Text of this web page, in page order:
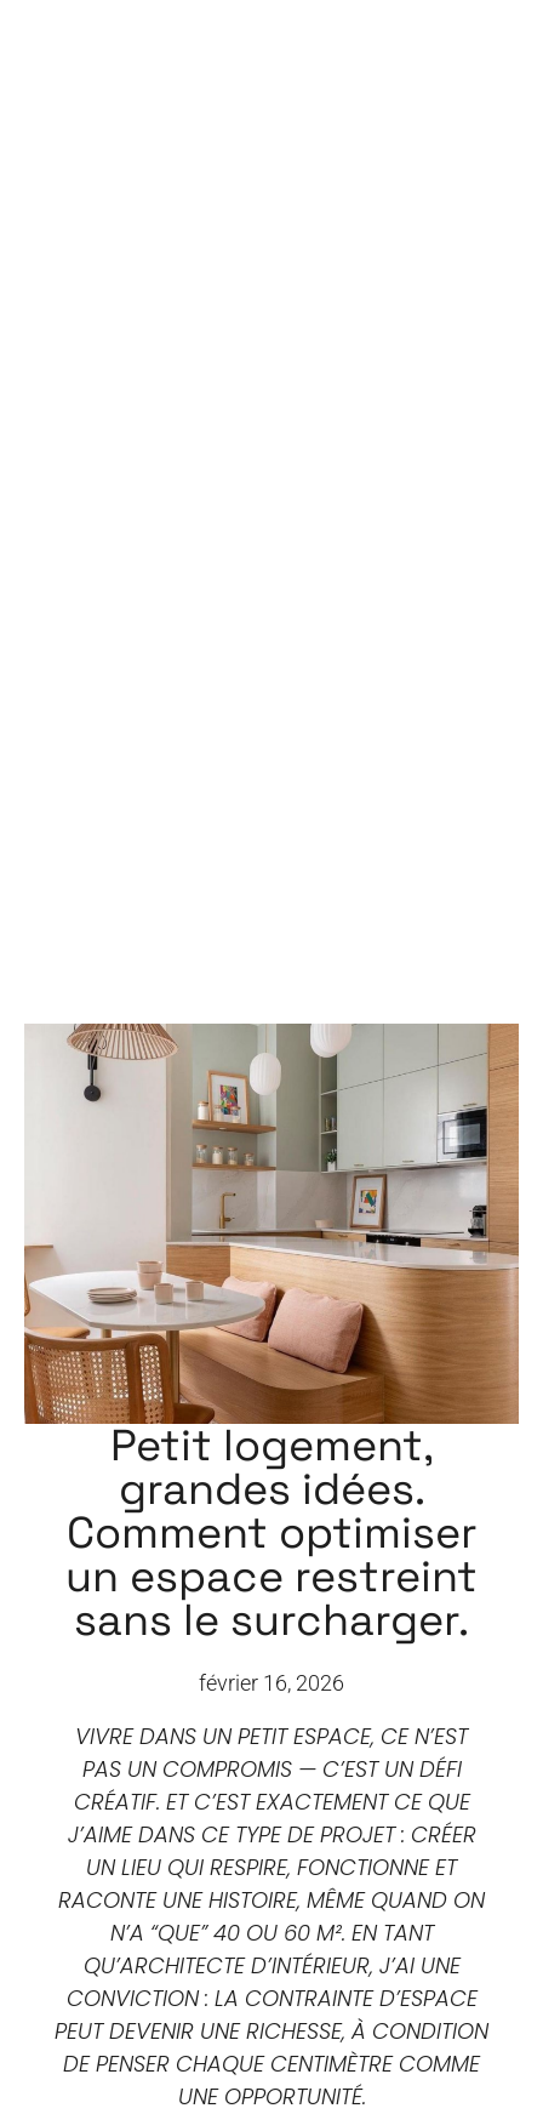
Petit logement,
grandes idées.
Comment optimiser
un espace restreint
sans le surcharger.
février 16, 2026
VIVRE DANS UN PETIT ESPACE, CE N’EST
PAS UN COMPROMIS — C’EST UN DÉFI
CRÉATIF. ET C’EST EXACTEMENT CE QUE
J’AIME DANS CE TYPE DE PROJET : CRÉER
UN LIEU QUI RESPIRE, FONCTIONNE ET
RACONTE UNE HISTOIRE, MÊME QUAND ON
N’A “QUE” 40 OU 60 M². EN TANT
QU’ARCHITECTE D’INTÉRIEUR, J’AI UNE
CONVICTION : LA CONTRAINTE D’ESPACE
PEUT DEVENIR UNE RICHESSE, À CONDITION
DE PENSER CHAQUE CENTIMÈTRE COMME
UNE OPPORTUNITÉ.